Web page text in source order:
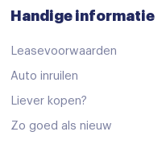
Handige informatie
Leasevoorwaarden
Auto inruilen
Liever kopen?
Zo goed als nieuw